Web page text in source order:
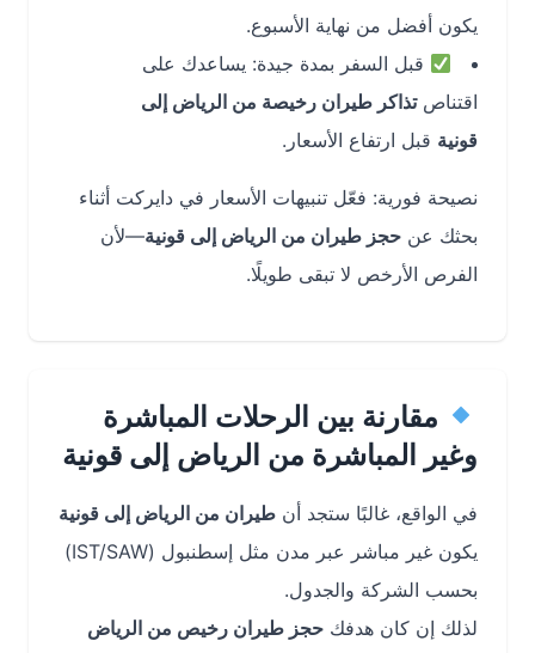
يكون أفضل من نهاية الأسبوع.
قبل السفر بمدة جيدة: يساعدك على
اقتناصتذاكر طيران رخيصة من الرياض إلى
قبل ارتفاع الأسعار.
نصيحة فورية: فعّل تنبيهات الأسعار في دايركت أثناء
بحثك عنحجز طيران من الرياض إلى قونية—لأن
الفرص الأرخص لا تبقى طويلًا.
مقارنة بين الرحلات المباشرة
وغير المباشرة من الرياض إلى قونية
في الواقع، غالبًا ستجد أنطيران من الرياض إلى قونية
يكون غير مباشر عبر مدن مثل إسطنبول (IST/SAW)
بحسب الشركة والجدول.
لذلك إن كان هدفكحجز طيران رخيص من الرياض